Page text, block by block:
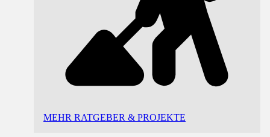
MEHR RATGEBER & PROJEKTE